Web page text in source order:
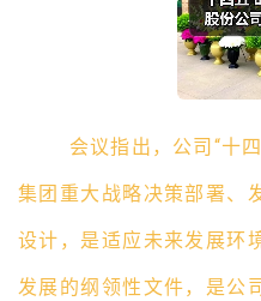
会议指出，公司 “十
集团重大战略决策部署、
设计，是适应未来发展环
发展的纲领性文件，是公